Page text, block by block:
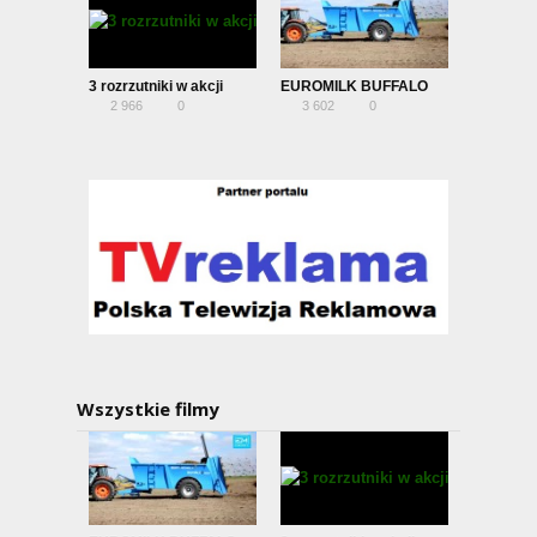
3 rozrzutniki w akcji
2 966 0
EUROMILK BUFFALO
3 602 0
Wszystkie filmy